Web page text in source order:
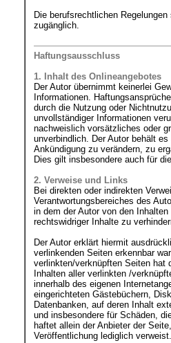
Die berufsrechtlichen
zugänglich.
Haftungsausschluss
1. Inhalt des Onlineangebotes
Der Autor übernimmt keinerlei
Informationen.
durch die Nutzung oder
unvollständiger Informationen
nachweislich vorsätzliches oder
unverbindlich. Der Autor behält
Ankündigung zu verändern, zu
Dies gilt insbesondere auch für
2. Verweise und Links
Bei direkten oder indirekten
Verantwortungsbereiches des
in dem der Autor von den
rechtswidriger Inhalte zu
Der Autor erklärt hiermit
verlinkenden Seiten erkennbar
verlinkten/verknüpften Seiten hat
Inhalten aller verlinkten /
innerhalb des eigenen
eingerichteten Gästebüchern,
Datenbanken, auf deren Inhalt
und insbesondere für Schäden,
haftet allein der Anbieter der
Veröffentlichung lediglich verweist.